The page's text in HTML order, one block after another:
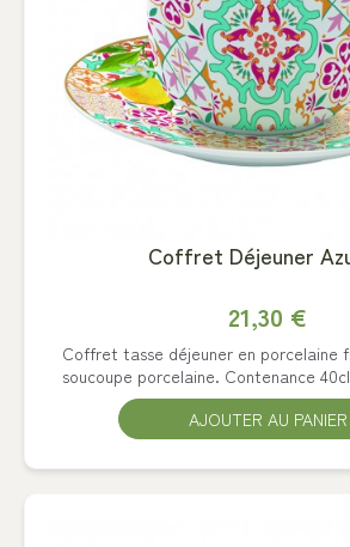
Coffret Déjeuner
21,30 €
Coffret tasse déjeuner en porcelaine
soucoupe porcelaine. Contenance
AJOUTER AU PANIER